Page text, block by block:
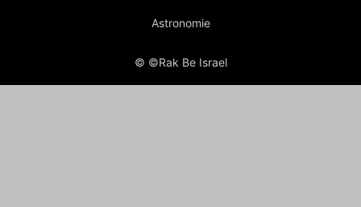
Astronomie
© ©Rak Be Israel